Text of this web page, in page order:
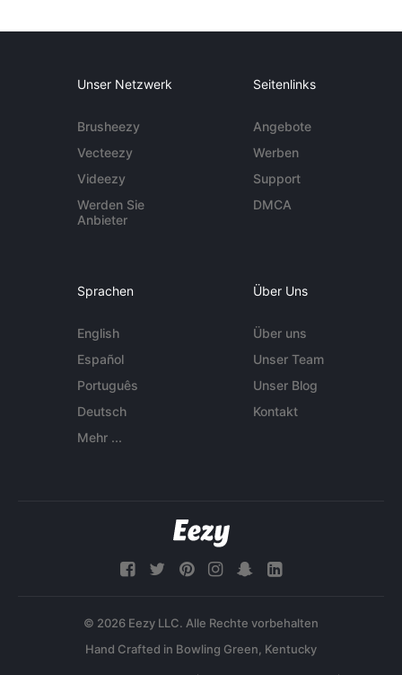
Unser Netzwerk
Brusheezy
Vecteezy
Videezy
Werden Sie
Anbieter
Seitenlinks
Angebote
Werben
Support
DMCA
Sprachen
English
Español
Português
Deutsch
Mehr ...
Über Uns
Über uns
Unser Team
Unser Blog
Kontakt
© 2026 Eezy LLC. Alle Rechte vorbehalten